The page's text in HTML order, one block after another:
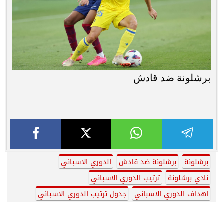
برشلونة ضد قادش
برشلونة برشلونة ضد قادش
الدوري الاسباني
نادي برشلونة
ترتيب الدوري الاسباني
اهداف الدوري الاسباني
جدول ترتيب الدوري الاسباني